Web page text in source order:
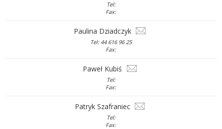
Tel:
Fax:
Paulina Dziadczyk
Tel: 44 616 96 25
Fax:
Paweł Kubiś
Tel:
Fax:
Patryk Szafraniec
Tel:
Fax: